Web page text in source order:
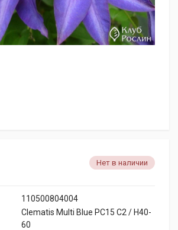
Нет в наличии
110500804004
Clematis Multi Blue PC15 C2 / H40-
60